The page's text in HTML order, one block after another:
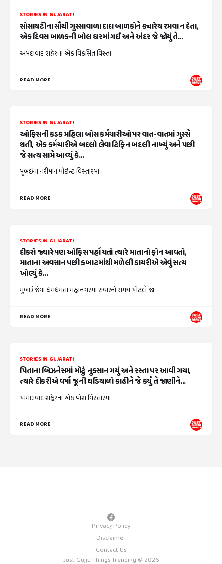
STORIES IN GUJARATI
સોસાયટીના સૌથી ગુસ્સાવાળા દાદા બાળકોને ક્યારેય રમવા ન દેતા,
એક દિવસ બાળકની બોલ ઘરમાં ગઈ અને અંદર જે જોયું તે...
અમદાવાદ શહેરના એક વિકસિત વિસ્તા
READ MORE
STORIES IN GUJARATI
ઓફિસની કડક મહિલા બોસ કર્મચારીઓ પર વાત-વાતમાં ગુસ્સે
થતી, એક કર્મચારીએ બદલો લેવા ટિફિન બદલી નાખ્યું અને પછી
જે સત્ય સામે આવ્યું કે...
મુંબઈના નરીમાન પોઇન્ટ વિસ્તારમા
READ MORE
STORIES IN GUJARATI
દીકરો જ્યારે પણ ઓફિસ પહોંચતો ત્યારે માતાનો ફોન આવતો,
માતાના અવસાન પછી કબાટમાંથી મળેલી ડાયરીએ એવું સત્ય
ખોલ્યું કે...
મુંબઈ જેવા ધમધમતા મહાનગરમાં સવારનો સમય એટલે જા
READ MORE
STORIES IN GUJARATI
પિતાના બિઝનેસમાં મોટું નુકસાન ગયું અને રસ્તા પર આવી ગયા,
ત્યારે દીકરીએ વર્ષો જૂની ઘડિયાળો કાઢીને જે કર્યું તે જાણીને...
અમદાવાદ શહેરના એક પોશ વિસ્તારમા
READ MORE
Privacy Policy
Disclaimer
Contact Us
Just Gujju Things Trending © 2026